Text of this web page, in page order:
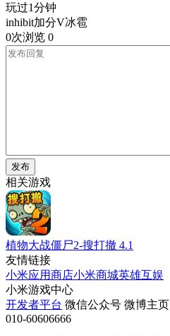
玩过1分钟
inhibit加分V冰雹
0次浏览 0
发布
相关游戏
植物大战僵尸2-搜打撤 4.1
友情链接
小米应用商店小米商城英雄互娱
小米游戏中心
开发者平台 微信公众号 微博主页
010-60606666